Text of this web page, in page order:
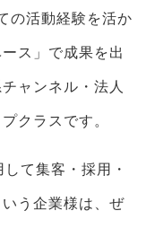
の活動経験を活か
ス」で成果を出
ャンネル・法人
クラスです。
て集客・採用・
う企業様は、ぜ